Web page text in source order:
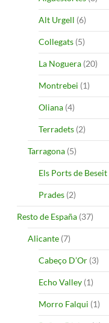
Alt Urgell (6)
Collegats (5)
La Noguera (20)
Montrebei (1)
Oliana (4)
Terradets (2)
Tarragona (5)
Els Ports de Beseit
Prades (2)
Resto de España (37)
Alicante (7)
Cabeço D’Or (3)
Echo Valley (1)
Morro Falqui (1)